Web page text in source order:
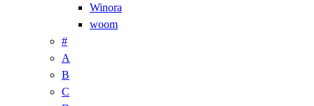
Winora
woom
#
A
B
C